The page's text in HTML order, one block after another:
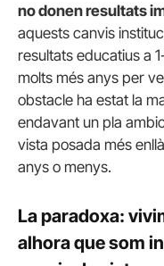
no donen resultats
aquests canvis
resultats educatius a
molts més anys per
obstacle ha estat la
endavant un pla
vista posada més
anys o menys.
La paradoxa:
alhora que som